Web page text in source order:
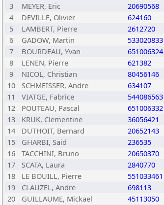
3
MEYER, Eric 20690568
4
DEVILLE, Olivier 624160
5
LAMBERT, Pierre 2612720
6
GADOW, Martin 533020833
7
BOURDEAU, Yvan 651006324
8
LENEN, Pierre 621382
9
NICOL, Christian 80456146
10
SCHMEISSER, Andre 634107
11
VIATGE, Fabrice 544086563
12
POUTEAU, Pascal 651006332
13
KRUK, Clementine 36056421
14
DUTHOIT, Bernard 20652143
15
GHARBI, Said 236535
16
TACCHINI, Bruno 20650370
17
SCATA, Laura 2840770
18
LE BOUILL, Pierre 551033461
19
CLAUZEL, Andre 698113
20
GUILLAUME, Mickael 45113050